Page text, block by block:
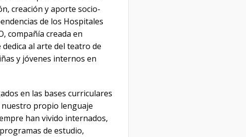
creación y aporte socio-
de los Hospitales
compañía creada en
al arte del teatro de
y jóvenes internos en
en las bases curriculares
nuestro propio lenguaje
han vivido internados,
de estudio,